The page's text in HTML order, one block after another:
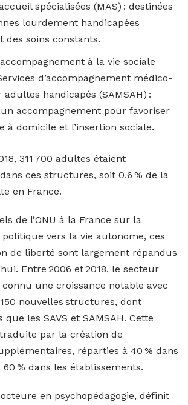
spécialisées (MAS) : destinées
lourdement handicapées
des soins constants.
à la vie sociale
d’accompagnement médico-
adultes handicapés (SAMSAH) :
accompagnement pour favoriser
à domicile et l’insertion sociale.
311 700 adultes étaient
ces structures, soit 0,6 % de la
en France.
de l’ONU à la France sur la
politique vers la vie autonome, ces
de liberté sont largement répandus
Entre 2006 et 2018, le secteur
une croissance notable avec
nouvelles structures, dont
que les SAVS et SAMSAH. Cette
traduite par la création de
réparties à 40 % dans
% dans les établissements.
en psychopédagogie, définit